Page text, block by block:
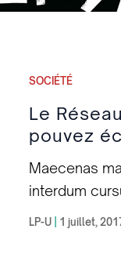
SOCIÉTÉ
Le
pouvez
Maecenas
interdum
Proin odios
LP-U 1 juillet,